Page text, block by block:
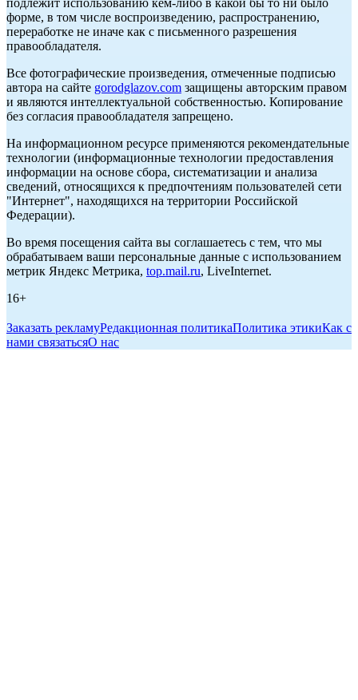
подлежит использованию кем-либо в какой бы то ни было
форме, в том числе воспроизведению, распространению,
переработке не иначе как с письменного разрешения
правообладателя.
Все фотографические произведения, отмеченные подписью
автора на сайте gorodglazov.com защищены авторским правом
и являются интеллектуальной собственностью. Копирование
без согласия правообладателя запрещено.
На информационном ресурсе применяются рекомендательные
технологии (информационные технологии предоставления
информации на основе сбора, систематизации и анализа
сведений, относящихся к предпочтениям пользователей сети
"Интернет", находящихся на территории Российской
Федерации).
Во время посещения сайта вы соглашаетесь с тем, что мы
обрабатываем ваши персональные данные с использованием
метрик Яндекс Метрика, top.mail.ru, LiveInternet.
16+
Заказать рекламуРедакционная политикаПолитика этикиКак с
нами связатьсяО нас